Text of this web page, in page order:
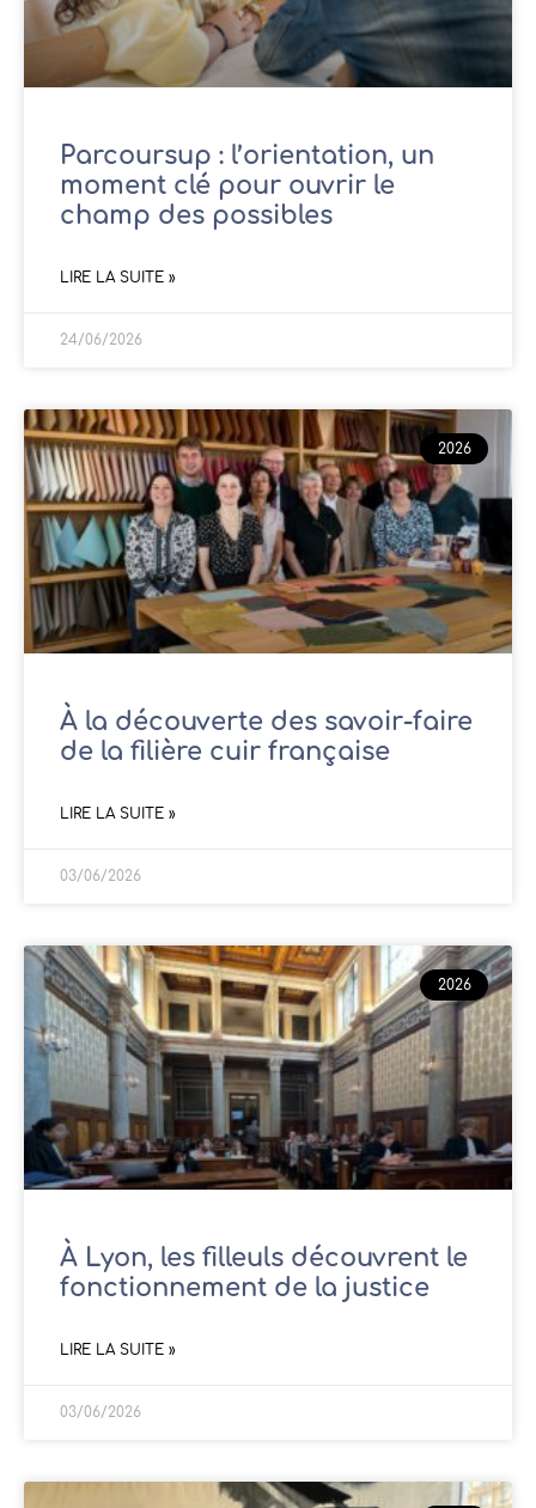
Parcoursup : l’orientation, un
moment clé pour ouvrir le
champ des possibles
LIRE LA SUITE »
24/06/2026
2026
À la découverte des savoir-faire
de la filière cuir française
LIRE LA SUITE »
03/06/2026
2026
À Lyon, les filleuls découvrent le
fonctionnement de la justice
LIRE LA SUITE »
03/06/2026